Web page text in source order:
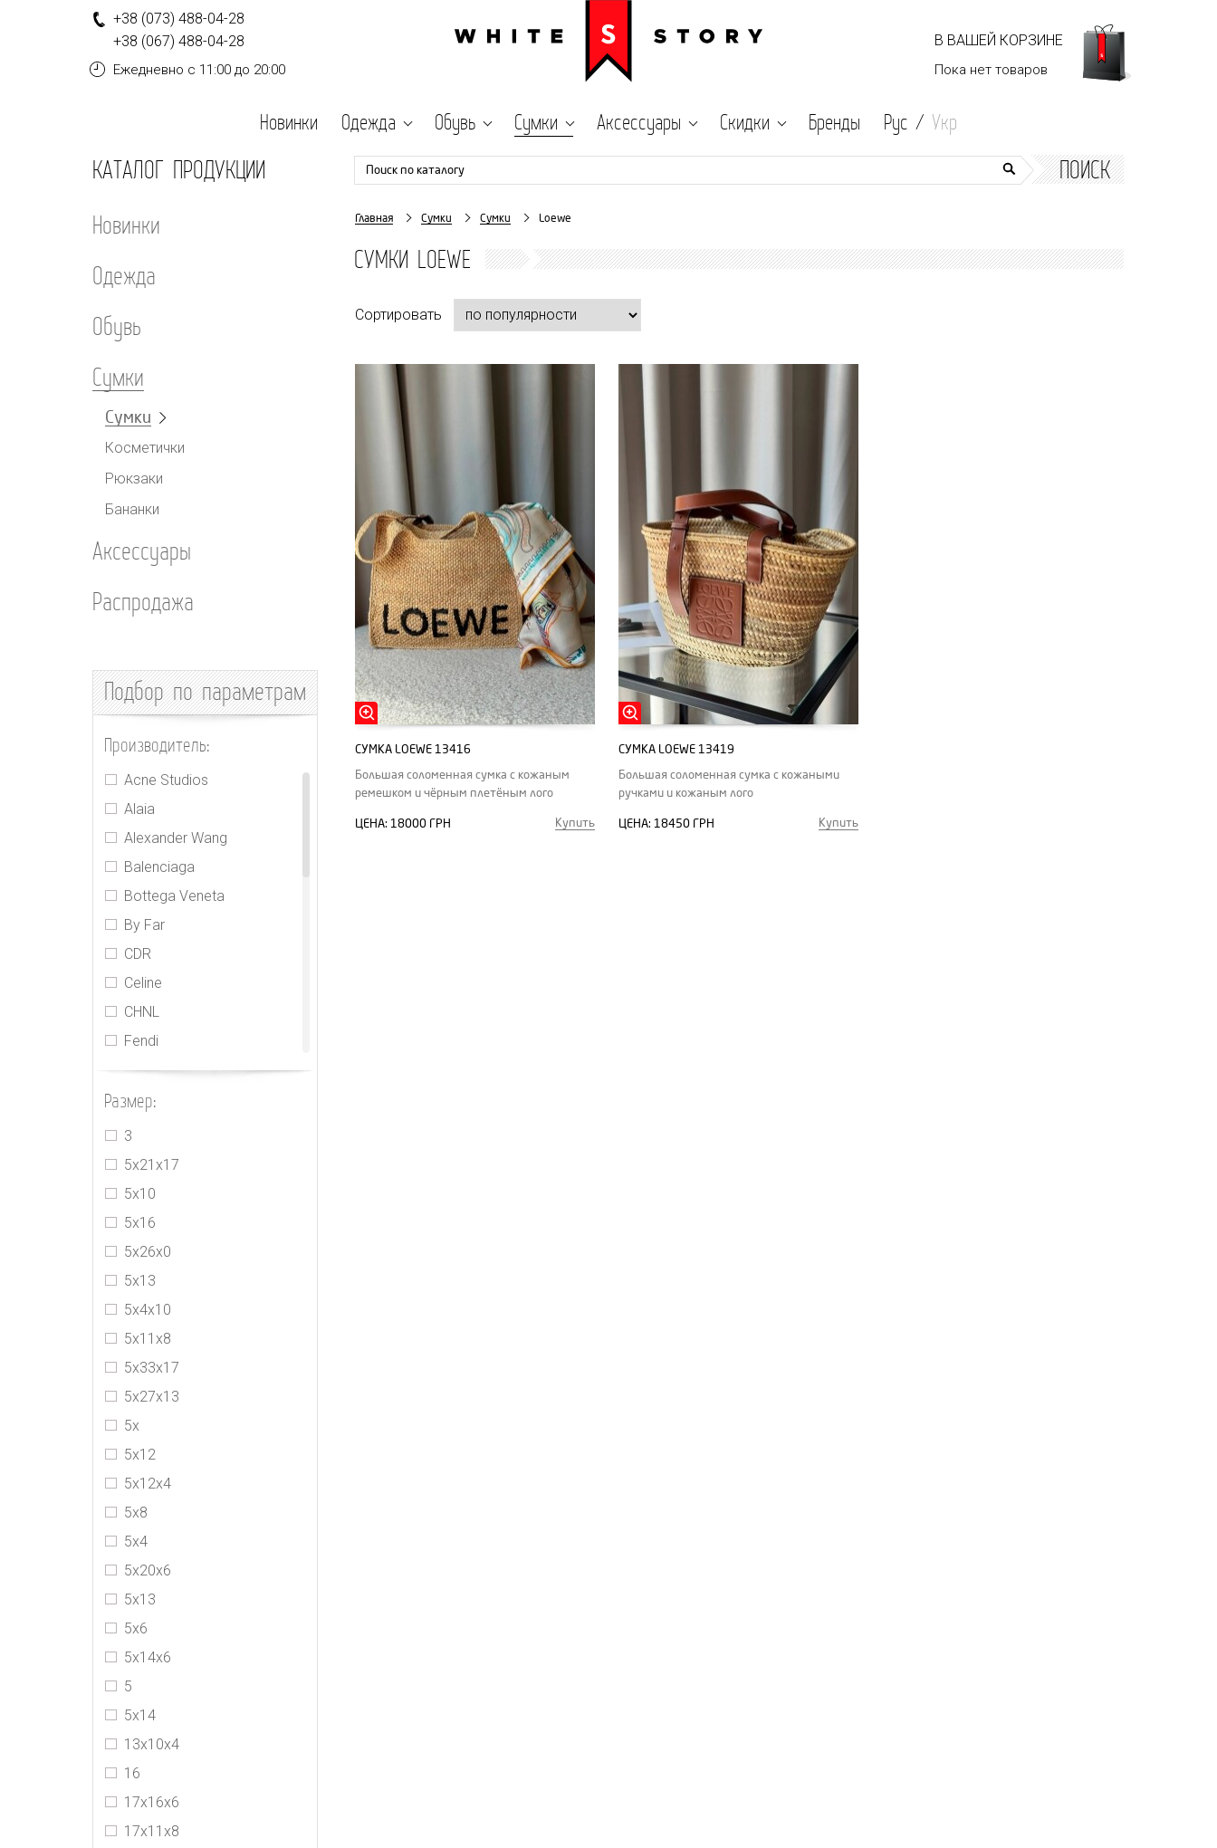
+38 (073) 488-04-28
+38 (067) 488-04-28
Ежедневно с 11:00 до 20:00
В ВАШЕЙ КОРЗИНЕ
Пока нет товаров
Новинки Одежда Обувь Сумки Аксессуары Скидки Бренды Рус / Укр
КАТАЛОГ ПРОДУКЦИИ
Новинки
Одежда
Обувь
Сумки
Сумки
Косметички
Рюкзаки
Бананки
Аксессуары
Распродажа
Подборпо параметрам
Производитель:
Acne Studios
Alaia
Alexander Wang
Balenciaga
Bottega Veneta
By Far
CDR
Celine
CHNL
Fendi
Gabriela Hearts
Givenchy
Goyard
Gucci
Hermes
Jacquemus
Jimmy Choo
Loewe
Louis Vuitton
MIU MIU
MM6 Maison Margiela
Off-White
PRADA
Staud
The Row
Yves Saint Laurent
Размер:
3
5х21х17
5х10
5х16
5х26х0
5х13
5х4х10
5х11х8
5х33х17
5х27х13
5x
5x12
5х12х4
5х8
5x4
5x20x6
5x13
5x6
5х14х6
5
5х14
13х10х4
16
17х16х6
17х11х8
Поиск по каталогу ПОИСК
Главная Сумки Сумки Loewe
СУМКИ LOEWE
Сортировать
СУМКА LOEWE 13416
Большая соломенная сумка с кожаным
ремешком и чёрным плетёным лого
ЦЕНА: 18000 ГРН Купить
СУМКА LOEWE 13419
Большая соломенная сумка с кожаными
ручками и кожаным лого
ЦЕНА: 18450 ГРН Купить